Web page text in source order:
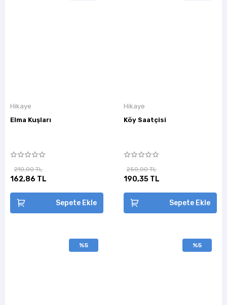
Hikaye
Elma Kuşları
210,00 TL
162,86 TL
Sepete Ekle
Hikaye
Köy Saatçisi
250,00 TL
190,35 TL
Sepete Ekle
%5 %5